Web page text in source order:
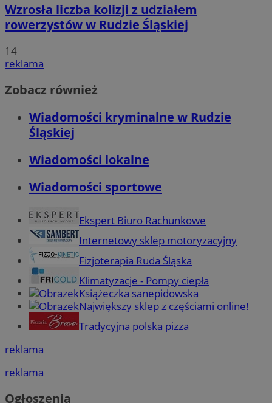
Wzrosła liczba kolizji z udziałem
rowerzystów w Rudzie Śląskiej
14
reklama
Zobacz również
Wiadomości kryminalne w Rudzie
Śląskiej
Wiadomości lokalne
Wiadomości sportowe
Ekspert Biuro Rachunkowe
Internetowy sklep motoryzacyjny
Fizjoterapia Ruda Śląska
Klimatyzacje - Pompy ciepła
Książeczka sanepidowska
Największy sklep z częściami online!
Tradycyjna polska pizza
reklama
reklama
Ogłoszenia